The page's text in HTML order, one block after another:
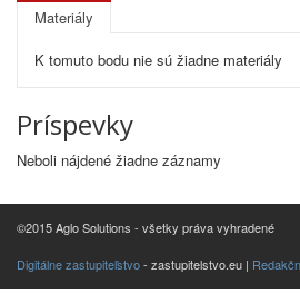
Materiály
K tomuto bodu nie sú žiadne materiály
Príspevky
Neboli nájdené žiadne záznamy
©2015 Aglo Solutions - všetky práva vyhradené
Digitálne zastupiteľstvo- zastupitelstvo.eu |